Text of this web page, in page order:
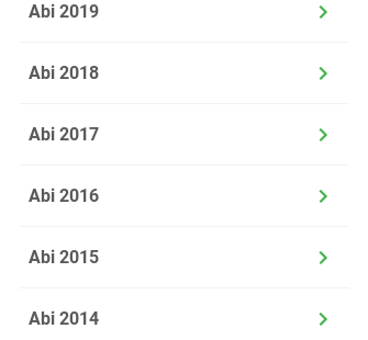
Abi 2019
Abi 2018
Abi 2017
Abi 2016
Abi 2015
Abi 2014